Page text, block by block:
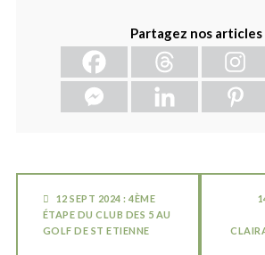
Partagez nos articles
12 SEPT 2024 : 4ÈME
ÉTAPE DU CLUB DES 5 AU
GOLF DE ST ETIENNE